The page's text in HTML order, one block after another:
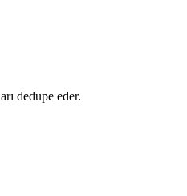
dedupe eder.